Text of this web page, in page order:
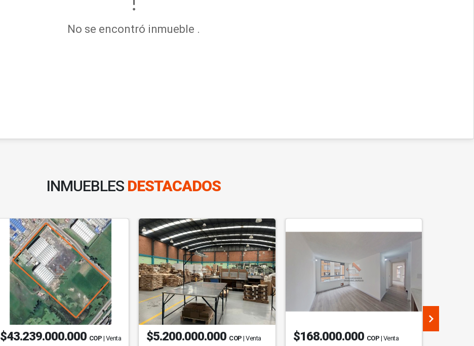
No se encontró inmueble .
INMUEBLES DESTACADOS
$43.239.000.000 COP | Venta $5.200.000.000 COP | Venta $168.000.000 COP | Venta